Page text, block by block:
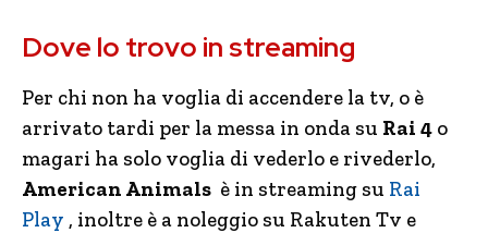
Dove lo trovo in streaming
Per chi non ha voglia di accendere la tv, o è
arrivato tardi per la messa in onda su Rai 4 o
magari ha solo voglia di vederlo e rivederlo,
American Animals è in streaming su Rai
Play , inoltre è a noleggio su Rakuten Tv e